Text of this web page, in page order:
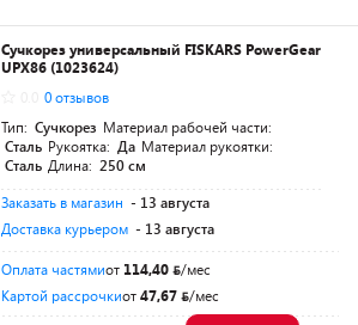
Сучкорез универсальный FISKARS PowerGear
UPX86 (1023624)
0 отзывов
Тип: Сучкорез Материал рабочей части:
Сталь Рукоятка: Да Материал рукоятки:
Сталь Длина: 250 см
Заказать в магазин - 13 августа
Доставка курьером - 13 августа
Оплата частямиот 114,40
/мес
Картой рассрочкиот47,67 /мес